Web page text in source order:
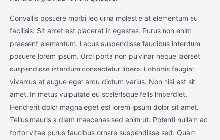
Convallis posuere morbi leo urna molestie at elementum eu
facilisis. Sit amet est placerat in egestas. Purus non enim
praesent elementum. Lacus suspendisse faucibus interdum
posuere lorem ipsum. Orci porta non pulvinar neque laoreet
suspendisse interdum consectetur libero. Lobortis feugiat
vivamus at augue eget arcu dictum varius. Non nisi est sit
amet. In metus vulputate eu scelerisque felis imperdiet.
Hendrerit dolor magna eget est lorem ipsum dolor sit amet.
Tellus mauris a diam maecenas sed enim ut. Potenti nullam ac
tortor vitae purus faucibus ornare suspendisse sed. Quam